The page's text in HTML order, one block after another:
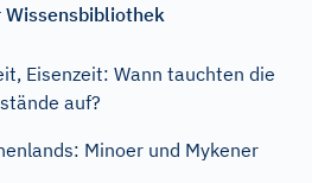
Eisenzeit: Wann tauchten die
auf?
Minoer und Mykener